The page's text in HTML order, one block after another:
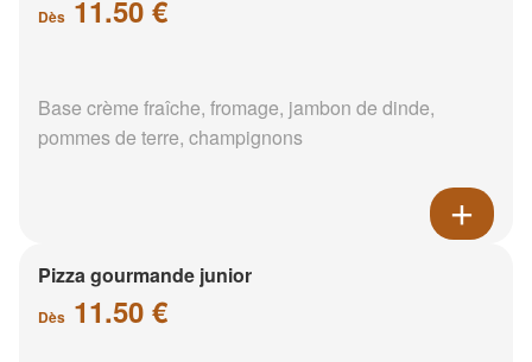
Dès 11.50 €
Base crème fraîche, fromage, jambon de dinde,
pommes de terre, champignons
Pizza gourmande junior
Dès 11.50 €